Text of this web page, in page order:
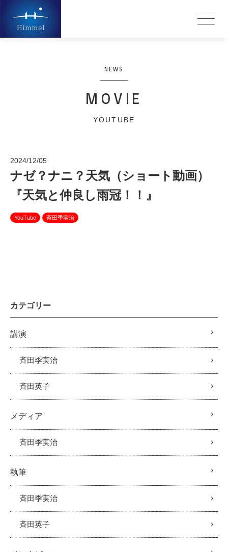
NEWS
MOVIE
YOUTUBE
2024/12/05
ナゼ？ナニ？天気（ショート動画）
『天気と仲良し雨冠！！』
YouTube 斉田季実治
カテゴリー
講演
斉田季実治
斉田英子
メディア
斉田季実治
執筆
斉田季実治
斉田英子